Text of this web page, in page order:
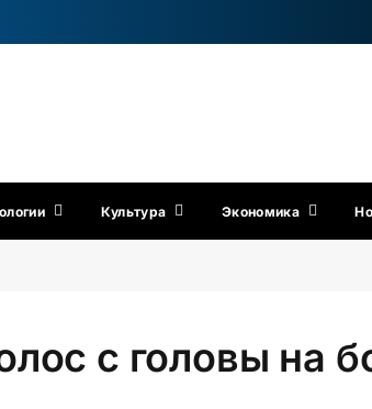
Культура Экономика
с головы на